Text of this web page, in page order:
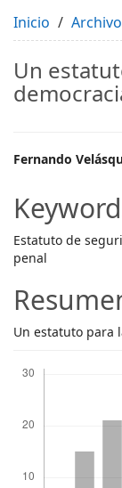
Inicio
Un
Main
Article
Content
Fernando
Estatuto de
penal
Un estatuto para